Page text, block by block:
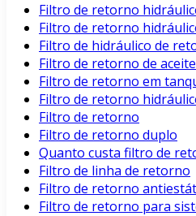
Filtro de retorno
Filtro de retorno
Filtro de hidráulico de
Filtro de retorno de
Filtro de retorno em
Filtro de retorno
Filtro de retorno
Filtro de retorno duplo
Quanto custa filtro de
Filtro de linha de retorno
Filtro de retorno
Filtro de retorno para